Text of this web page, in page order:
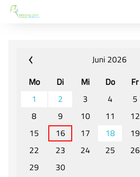
Neu hier?
Für Eltern und Schüler
Willkommen
Veranstaltungen und Termine
Unser Unterricht - Fachcurricula
Unsere Konzepte
Downloads
Juni 2026
Mo
Di Mi Do Fr
1
2 3 4 5
8
9 10 11 12
15
16 17 18 19
22
23 24 25 26
29
30